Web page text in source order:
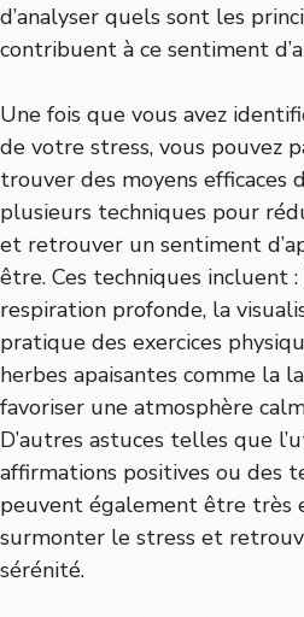
d’analyser quels sont les
contribuent à ce sentiment
Une fois que vous avez
de votre stress, vous pouvez
trouver des moyens efficaces
plusieurs techniques pour
et retrouver un sentiment
être. Ces techniques incluent
respiration profonde, la
pratique des exercices
herbes apaisantes comme la
favoriser une atmosphère
D’autres astuces telles que
affirmations positives ou des
peuvent également être très
surmonter le stress et
sérénité.